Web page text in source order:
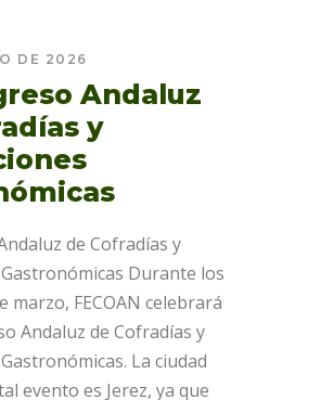
DE 2026
Andaluz
y
de Cofradías y
Durante los
marzo, FECOAN celebrará
Andaluz de Cofradías y
La ciudad
evento es Jerez, ya que